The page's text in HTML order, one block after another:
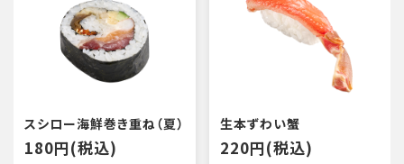
スシロー海鮮巻き重ね（夏）
180円(税込)
生本ずわい蟹
220円(税込)